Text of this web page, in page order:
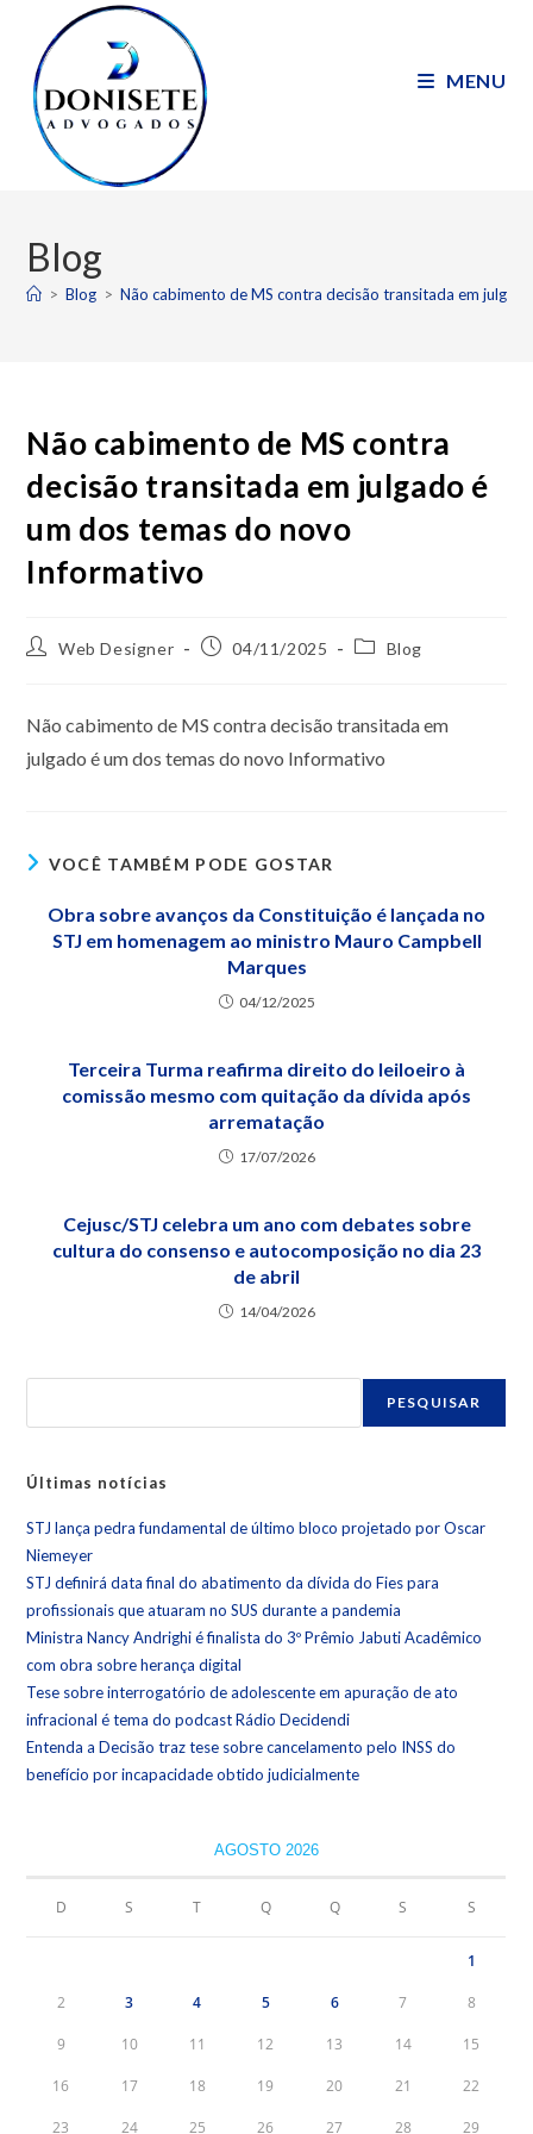
MENU
Blog
> Blog > Não cabimento de MS contra decisão transitada em
Não cabimento de MS contra
decisão transitada em julgado é
um dos temas do novo
Informativo
Web Designer 04/11/2025 Blog
Não cabimento de MS contra decisão transitada em
julgado é um dos temas do novo Informativo
VOCÊ TAMBÉM PODE GOSTAR
Obra sobre avanços da Constituição é lançada no
STJ em homenagem ao ministro Mauro Campbell
Marques
04/12/2025
Terceira Turma reafirma direito do leiloeiro à
comissão mesmo com quitação da dívida após
arrematação
17/07/2026
Cejusc/STJ celebra um ano com debates sobre
cultura do consenso e autocomposição no dia 23
de abril
14/04/2026
PESQUISAR
Últimas notícias
STJ lança pedra fundamental de último bloco projetado por Oscar
Niemeyer
STJ definirá data final do abatimento da dívida do Fies para
profissionais que atuaram no SUS durante a pandemia
Ministra Nancy Andrighi é finalista do 3º Prêmio Jabuti Acadêmico
com obra sobre herança digital
Tese sobre interrogatório de adolescente em apuração de ato
infracional é tema do podcast Rádio Decidendi
Entenda a Decisão traz tese sobre cancelamento pelo INSS do
benefício por incapacidade obtido judicialmente
AGOSTO 2026
D S T Q Q S S
1
2 3 4 5 6 7 8
9 10 11 12 13 14 15
16 17 18 19 20 21 22
23 24 25 26 27 28 29